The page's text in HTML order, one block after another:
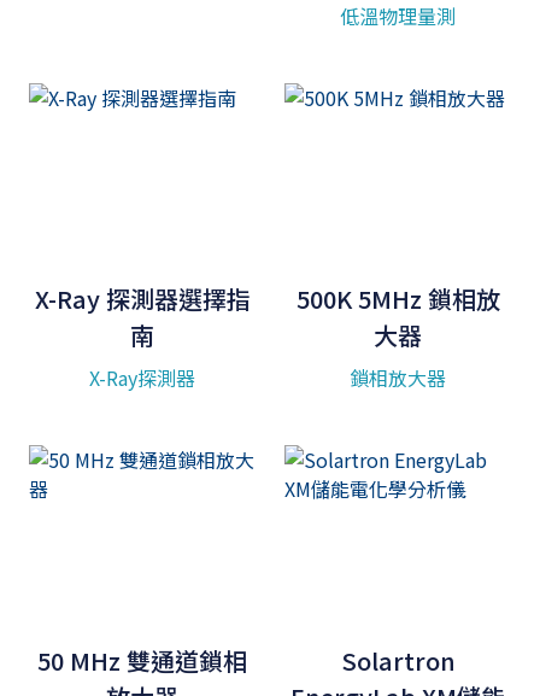
低溫物理量測
X-Ray 探測器選擇指
南
X-Ray探測器
500K 5MHz 鎖相放
大器
鎖相放大器
50 MHz 雙通道鎖相
Solartron